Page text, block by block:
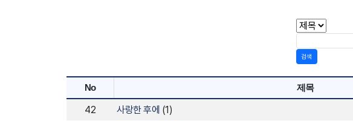
검색
No 제목
42 사랑한 후에 (1)